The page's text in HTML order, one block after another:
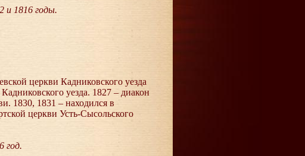
и 1816 годы.
церкви Кадниковского уезда
уезда. 1827 – диакон
1830, 1831 – находился в
церкви Усть-Сысольского
год.